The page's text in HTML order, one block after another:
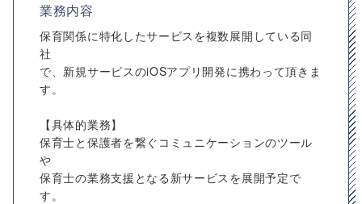
業務内容
保育関係に特化したサービスを複数展開している同
社
で、新規サービスのiOSアプリ開発に携わって頂きま
す。
【具体的業務】
保育士と保護者を繋ぐコミュニケーションのツール
や
保育士の業務支援となる新サービスを展開予定で
す。